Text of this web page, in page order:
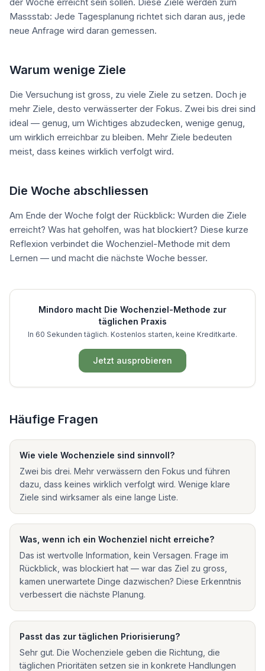
Massstab: Jede Tagesplanung richtet sich daran aus, jede
neue Anfrage wird daran gemessen.
Warum wenige Ziele
Die Versuchung ist gross, zu viele Ziele zu setzen. Doch je
mehr Ziele, desto verwässerter der Fokus. Zwei bis drei sind
ideal — genug, um Wichtiges abzudecken, wenige genug,
um wirklich erreichbar zu bleiben. Mehr Ziele bedeuten
meist, dass keines wirklich verfolgt wird.
Die Woche abschliessen
Am Ende der Woche folgt der Rückblick: Wurden die Ziele
erreicht? Was hat geholfen, was hat blockiert? Diese kurze
Reflexion verbindet die Wochenziel-Methode mit dem
Lernen — und macht die nächste Woche besser.
Mindoro macht Die Wochenziel-Methode zur
täglichen Praxis
In 60 Sekunden täglich. Kostenlos starten, keine Kreditkarte.
Jetzt ausprobieren
Häufige Fragen
Wie viele Wochenziele sind sinnvoll?
Zwei bis drei. Mehr verwässern den Fokus und führen
dazu, dass keines wirklich verfolgt wird. Wenige klare
Ziele sind wirksamer als eine lange Liste.
Was, wenn ich ein Wochenziel nicht erreiche?
Das ist wertvolle Information, kein Versagen. Frage im
Rückblick, was blockiert hat — war das Ziel zu gross,
kamen unerwartete Dinge dazwischen? Diese Erkenntnis
verbessert die nächste Planung.
Passt das zur täglichen Priorisierung?
Sehr gut. Die Wochenziele geben die Richtung, die
täglichen Prioritäten setzen sie in konkrete Handlungen